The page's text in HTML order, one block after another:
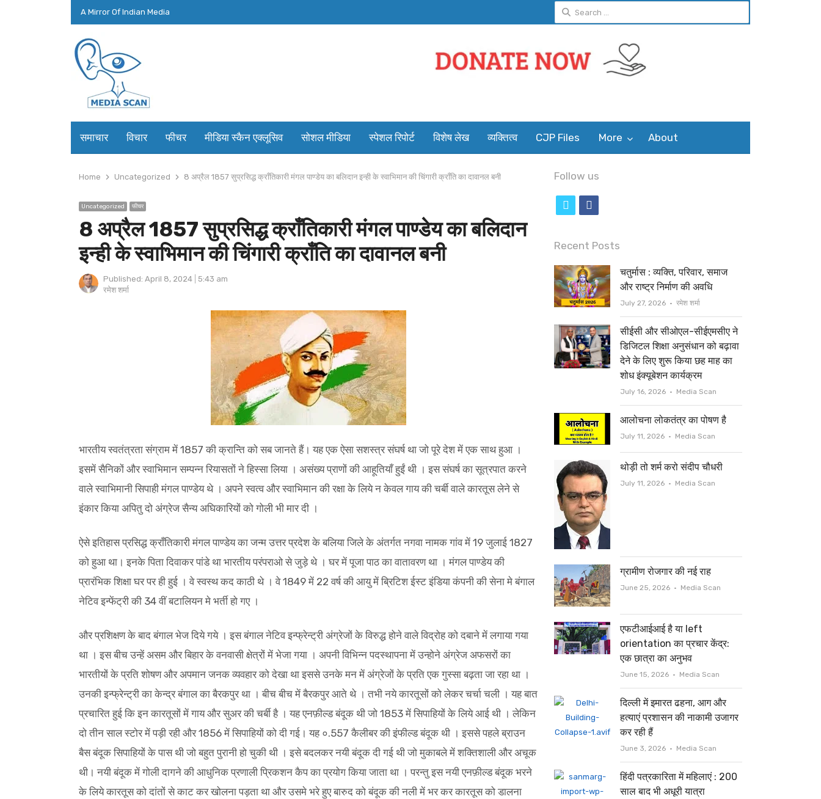
A Mirror Of Indian Media
Search
for:
समाचार विचार फीचर मीडिया स्कैन एक्लूसिव सोशल मीडिया स्पेशल रिपोर्ट विशेष लेख व्यक्तित्व CJP Files More About
Home Uncategorized 8 अप्रैल 1857 सुप्रसिद्ध क्राँतिकारी मंगल पाण्डेय का बलिदान इन्ही के स्वाभिमान की चिंगारी क्राँति का दावानल बनी
Uncategorized फीचर
8 अप्रैल 1857 सुप्रसिद्ध क्राँतिकारी मंगल पाण्डेय का बलिदान
इन्ही के स्वाभिमान की चिंगारी क्राँति का दावानल बनी
Published: April 8, 2024 5:43 am
Author
रमेश शर्मा
भारतीय स्वतंत्रता संग्राम में 1857 की क्रान्ति को सब जानते हैं। यह एक ऐसा सशस्त्र संघर्ष था जो पूरे देश में एक साथ हुआ ।
इसमें सैनिकों और स्वाभिमान सम्पन्न रियासतों ने हिस्सा लिया । असंख्य प्राणों की आहूतियाँ हुईं थी । इस संघर्ष का सूत्रपात करने
वाले स्वाभिमानी सिपाही मंगल पाण्डेय थे । अपने स्वत्व और स्वाभिमान की रक्षा के लिये न केवल गाय की चर्बी वाले कारतूस लेने से
इंकार किया अपितु दो अंग्रेज सैन्य अघिकारियों को गोली भी मार दी ।
ऐसे इतिहास प्रसिद्ध क्राँतिकारी मंगल पाण्डेय का जन्म उत्तर प्रदेश के बलिया जिले के अंतर्गत नगवा नामक गांव में 19 जुलाई 1827
को हुआ था। इनके पिता दिवाकर पांडे था भारतीय परंपराओ से जुड़े थे । घर में पूजा पाठ का वातावरण था । मंगल पाण्डेय की
प्रारंभिक शिक्षा घर पर ही हुई । वे स्वस्थ कद काठी थे । वे 1849 में 22 वर्ष की आयु में ब्रिटिश ईस्ट इंडिया कंपनी की सेना मे बंगाल
नेटिव इन्फेंट्री की 34 वीं बटालियन मे भर्ती हो गए ।
और प्रशिक्षण के बाद बंगाल भेज दिये गये । इस बंगाल नेटिव इन्फ्रेन्ट्री अंग्रेजों के विरुद्ध होने वाले विद्रोह को दबाने में लगाया गया
था । इस बीच उन्हें असम और बिहार के वनवासी क्षेत्रों में भेजा गया । अपनी विभिन्न पदस्थापना में उन्होने अंग्रेज अफसरों का
भारतीयों के प्रति शोषण और अपमान जनक व्यवहार को देखा था इससे उनके मन में अंग्रेजों के प्रति एक गुस्सा बढ़ता जा रहा था ।
उनकी इन्फ्रेन्ट्री का केन्द्र बंगाल का बैरकपुर था । बीच बीच में बैरकपुर आते थे । तभी नये कारतूसों को लेकर चर्चा चली । यह बात
प्रचारित हुई कि इन कारतूसों में गाय और सुअर की चर्बी है । यह एनफ़ील्ड बंदूक थी जो 1853 में सिपाहियों के लिये आई थी । लेकिन
दो तीन साल स्टोर में पड़ी रही और 1856 में सिपाहियों को दी गई। यह ०.557 कैलीबर की इंफील्ड बंदूक थी । इससे पहले ब्राउन
बैस बंदूक सिपाहियों के पास थी जो बहुत पुरानी हो चुकी थी । इसे बदलकर नयी बंदूक दी गई थी जो मुकाबले में शक्तिशाली और अचूक
थी। नयी बंदूक में गोली दागने की आधुनिक प्रणाली प्रिकशन कैप का प्रयोग किया जाता था । परन्तु इस नयी एनफ़ील्ड बंदूक भरने
के लिये कारतूस को दांतों से काट कर खोलना पड़ता था और उसमे भरे हुए बारुद को बंदूक की नली में भर कर कारतूस को डालना
Follow us
i
t
t
e
r
c
e
b
o
o
k
Recent Posts
चतुर्मास : व्यक्ति, परिवार, समाज
और राष्ट्र निर्माण की अवधि
July 27, 2026 Author
रमेश शर्मा
सीईसी और सीओएल-सीईएमसीए ने
डिजिटल शिक्षा अनुसंधान को बढ़ावा
देने के लिए शुरू किया छह माह का
शोध इंक्यूबेशन कार्यक्रम
July 16, 2026 Author
Media Scan
आलोचना लोकतंत्र का पोषण है
July 11, 2026 Author
Media Scan
थोड़ी तो शर्म करो संदीप चौधरी
July 11, 2026 Author
Media Scan
ग्रामीण रोजगार की नई राह
June 25, 2026 Author
Media Scan
एफटीआईआई है या left
orientation का प्रचार केंद्र:
एक छात्रा का अनुभव
June 15, 2026 Author
Media Scan
दिल्ली में इमारत ढहना, आग और
हत्याएं प्रशासन की नाकामी उजागर
कर रही हैं
June 3, 2026 Author
Media Scan
हिंदी पत्रकारिता में महिलाएं : 200
साल बाद भी अधूरी यात्रा